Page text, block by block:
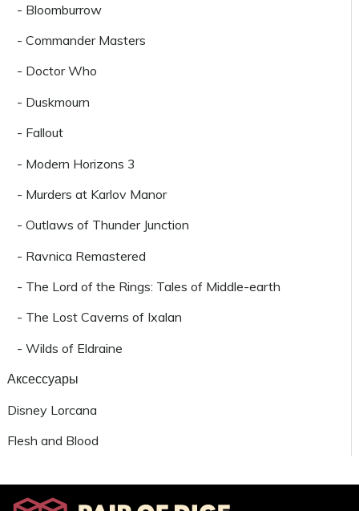
- Bloomburrow
- Commander Masters
- Doctor Who
- Duskmourn
- Fallout
- Modern Horizons 3
- Murders at Karlov Manor
- Outlaws of Thunder Junction
- Ravnica Remastered
- The Lord of the Rings: Tales of Middle-earth
- The Lost Caverns of Ixalan
- Wilds of Eldraine
Аксессуары
Disney Lorcana
Flesh and Blood